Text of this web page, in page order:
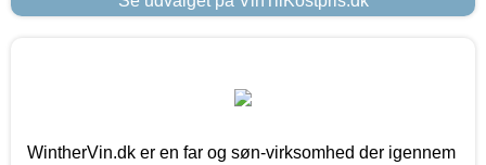
WintherVin.dk er en far og søn-virksomhed der igennem